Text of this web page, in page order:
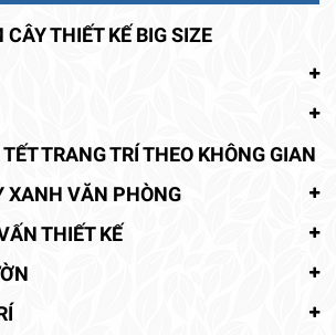
THIẾT KẾ BIG SIZE
TRANG TRÍ THEO KHÔNG GIAN
XANH VĂN PHÒNG
THIẾT KẾ